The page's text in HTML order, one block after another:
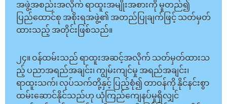
အဖွဲ့အစည်းအလိုက် ရာထူးအမျိုးအစားကို မူတည်၍
ပြည်ထောင်စု အစိုးရအဖွဲ့၏ အတည်ပြုချက်ဖြင့် သတ်မှတ်
ထားသည့် အတိုင်းဖြစ်သည်။
၂၄။ ဝန်ထမ်းသည် ရာထူးအဆင့်အလိုက် သတ်မှတ်ထားသ
ည့် ပညာအရည်အချင်း၊ ကျွမ်းကျင်မှု အရည်အချင်း၊
ရာထူးသက်၊ လုပ်သက်တို့နှင့် ပြည့်စုံ၍ တာဝန်ကို နိုင်နင်းစွာ
ထမ်းဆောင်နိုင်သည်ဟု ယုံကြည်ကျေနပ်မှုရှိလျှင်